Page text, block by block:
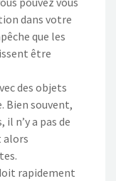
dans votre
que les
être
des objets
Bien souvent,
n’y a pas de
alors
rapidement